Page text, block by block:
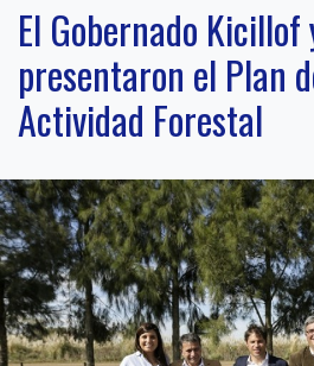
El Gobernado
presentaron el Plan
Actividad Forestal